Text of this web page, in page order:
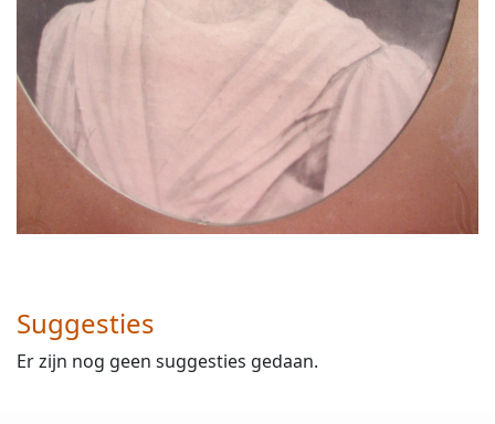
Suggesties
Er zijn nog geen suggesties gedaan.